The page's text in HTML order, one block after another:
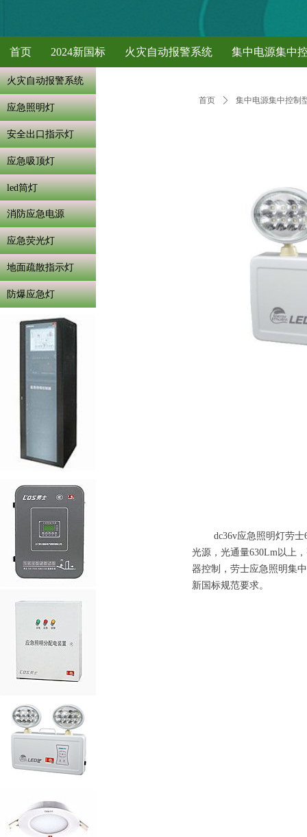
首页 2024新国标 火灾自动报警系统 集中电源集中
首页 ꄲ 集中电源集中控制
dc36v应急照明灯劳士
光源，光通量630Lm以上
器控制，劳士应急照明集
新国标规范要求。
火灾自动报警系统
应急照明灯
安全出口指示灯
应急吸顶灯
led筒灯
消防应急电源
应急荧光灯
地面疏散指示灯
防爆应急灯